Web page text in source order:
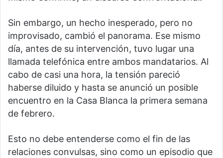
Sin embargo, un hecho inesperado, pero no
improvisado, cambió el panorama. Ese mismo
día, antes de su intervención, tuvo lugar una
llamada telefónica entre ambos mandatarios. Al
cabo de casi una hora, la tensión pareció
haberse diluido y hasta se anunció un posible
encuentro en la Casa Blanca la primera semana
de febrero.
Esto no debe entenderse como el fin de las
relaciones convulsas, sino como un episodio que